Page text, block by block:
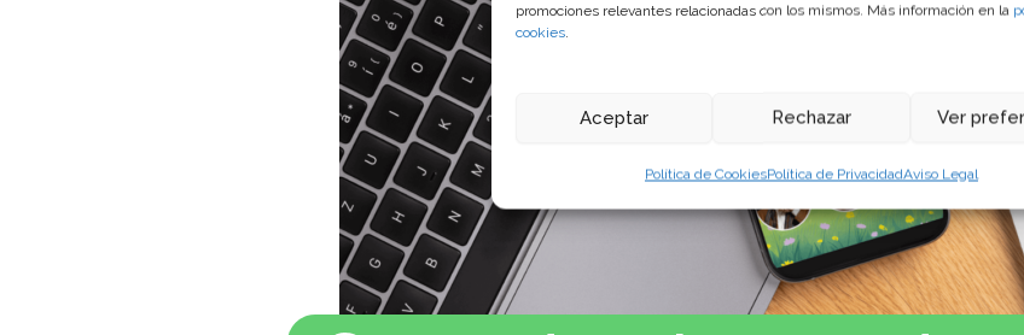
promociones relevantes relacionadas con los mismos. Más información en la
cookies
Aceptar Rechazar Ver
Política de CookiesPolítica de PrivacidadAviso Legal